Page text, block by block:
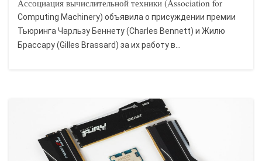
Ассоциация вычислительной техники (Association for
Computing Machinery) объявила о присуждении премии
Тьюринга Чарльзу Беннету (Charles Bennett) и Жилю
Брассару (Gilles Brassard) за их работу в...